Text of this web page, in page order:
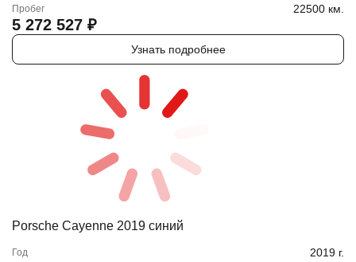
Пробег 22500 км.
5 272 527 ₽
Узнать подробнее
Porsche Cayenne 2019 синий
Год 2019 г.